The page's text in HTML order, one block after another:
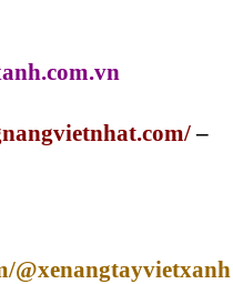
–
@xenangtayvietxanh